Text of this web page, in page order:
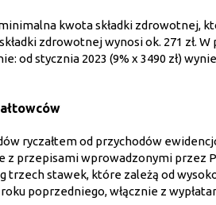
kwota składki zdrowotnej,
zdrowotnej wynosi ok. 271 zł.
od stycznia 2023 (9% x 3490 zł)
ryczałtem od przychodów
przepisami wprowadzonymi przez
trzech stawek, które zależą od
poprzedniego, włącznie z